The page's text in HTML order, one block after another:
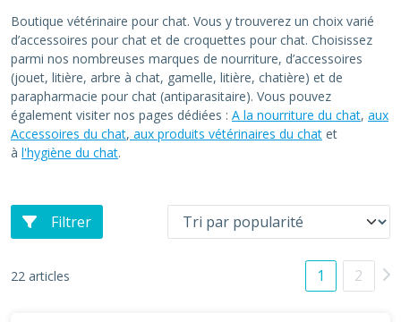
Boutique vétérinaire pour chat. Vous y trouverez un choix varié
d’accessoires pour chat et de croquettes pour chat. Choisissez
parmi nos nombreuses marques de nourriture, d’accessoires
(jouet, litière, arbre à chat, gamelle, litière, chatière) et de
parapharmacie pour chat (antiparasitaire). Vous pouvez
également visiter nos pages dédiées : A la nourriture du chat, aux
Accessoires du chat, aux produits vétérinaires du chat et
à l'hygiène du chat.
Filtrer
22 articles 1 2